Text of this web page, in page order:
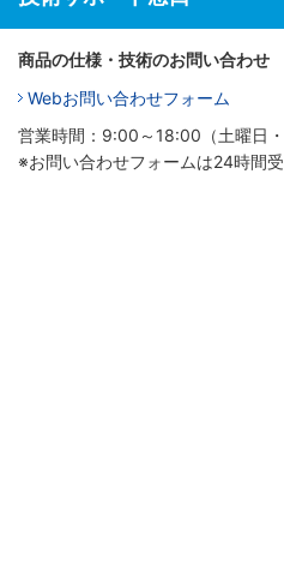
商品の仕様・技術のお問い合わせ
Webお問い合わせフォーム
営業時間：9:00～18:00（土曜日・
※お問い合わせフォームは24時間受